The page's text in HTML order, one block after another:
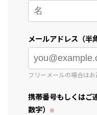
メールアドレス（半
フリーメールの場合はお
携帯番号もしくはご
数字）